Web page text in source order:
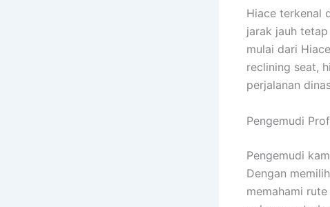
Hiace terkenal
jarak jauh tetap
mulai dari
reclining seat,
perjalanan
Pengemudi
Pengemudi
Dengan memilih
memahami